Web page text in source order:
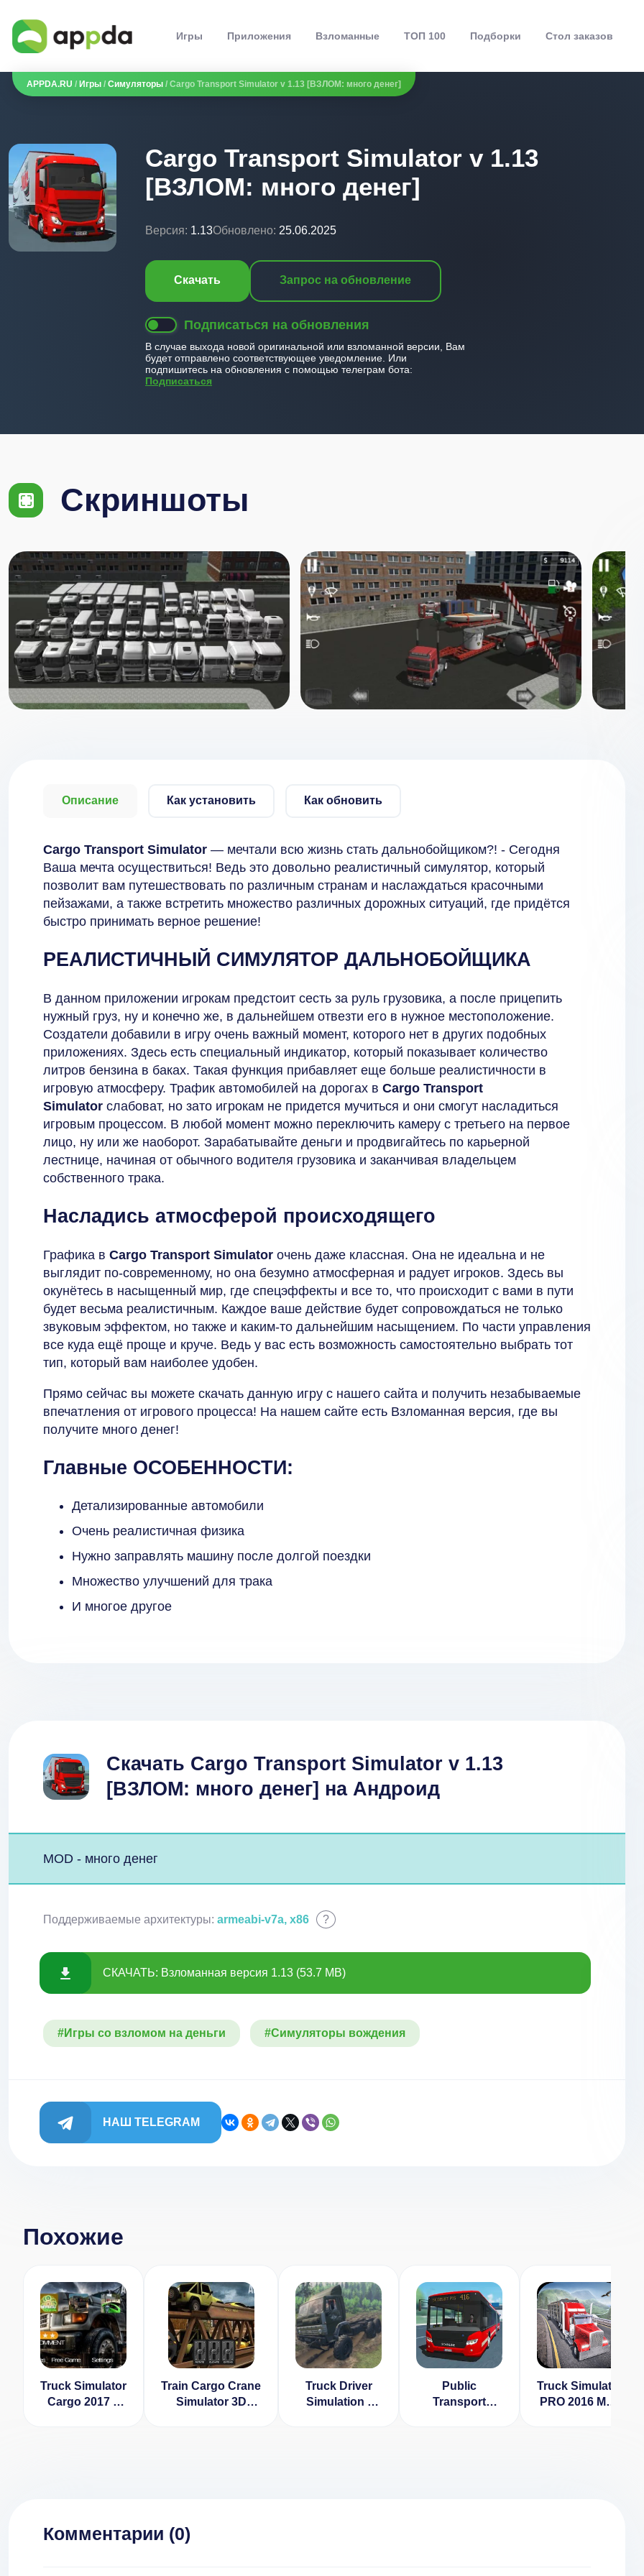
Игры Приложения Взломанные ТОП 100 Подборки Стол заказов
APPDA.RU / Игры / Симуляторы / Cargo Transport Simulator v 1.13 [ВЗЛОМ: много денег]
Cargo Transport Simulator v 1.13
[ВЗЛОМ: много денег]
Версия: 1.13Обновлено: 25.06.2025
Скачать Запрос на обновление
Подписаться на обновления
В случае выхода новой оригинальной или взломанной версии, Вам
будет отправлено соответствующее уведомление. Или
подпишитесь на обновления с помощью телеграм бота:
Подписаться
Скриншоты
Описание Как установить Как обновить
Cargo Transport Simulator — мечтали всю жизнь стать дальнобойщиком?! - Сегодня
Ваша мечта осуществиться! Ведь это довольно реалистичный симулятор, который
позволит вам путешествовать по различным странам и наслаждаться красочными
пейзажами, а также встретить множество различных дорожных ситуаций, где придётся
быстро принимать верное решение!
РЕАЛИСТИЧНЫЙ СИМУЛЯТОР ДАЛЬНОБОЙЩИКА
В данном приложении игрокам предстоит сесть за руль грузовика, а после прицепить
нужный груз, ну и конечно же, в дальнейшем отвезти его в нужное местоположение.
Создатели добавили в игру очень важный момент, которого нет в других подобных
приложениях. Здесь есть специальный индикатор, который показывает количество
литров бензина в баках. Такая функция прибавляет еще больше реалистичности в
игровую атмосферу. Трафик автомобилей на дорогах в Cargo Transport
Simulator слабоват, но зато игрокам не придется мучиться и они смогут насладиться
игровым процессом. В любой момент можно переключить камеру с третьего на первое
лицо, ну или же наоборот. Зарабатывайте деньги и продвигайтесь по карьерной
лестнице, начиная от обычного водителя грузовика и заканчивая владельцем
собственного трака.
Насладись атмосферой происходящего
Графика в Cargo Transport Simulator очень даже классная. Она не идеальна и не
выглядит по-современному, но она безумно атмосферная и радует игроков. Здесь вы
окунётесь в насыщенный мир, где спецэффекты и все то, что происходит с вами в пути
будет весьма реалистичным. Каждое ваше действие будет сопровождаться не только
звуковым эффектом, но также и каким-то дальнейшим насыщением. По части управления
все куда ещё проще и круче. Ведь у вас есть возможность самостоятельно выбрать тот
тип, который вам наиболее удобен.
Прямо сейчас вы можете скачать данную игру с нашего сайта и получить незабываемые
впечатления от игрового процесса! На нашем сайте есть Взломанная версия, где вы
получите много денег!
Главные ОСОБЕННОСТИ:
Детализированные автомобили
Очень реалистичная физика
Нужно заправлять машину после долгой поездки
Множество улучшений для трака
И многое другое
Скачать Cargo Transport Simulator v 1.13
[ВЗЛОМ: много денег] на Андроид
MOD - много денег
Поддерживаемые архитектуры: armeabi-v7a, x86 ?
СКАЧАТЬ: Взломанная версия 1.13 (53.7 MB)
#Игры со взломом на деньги #Симуляторы вождения
НАШ TELEGRAM
Похожие
Truck Simulator
Cargo 2017 v
Train Cargo Crane
Simulator 3D
Truck Driver
Simulation -
Public
Transport
Truck Simulator
PRO 2016 Мод
Комментарии (0)